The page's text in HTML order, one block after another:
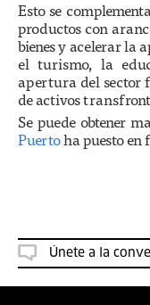
Esto se
productos con
bienes y acelerar la
el turismo, la
apertura del sector
de activos
Se puede obtener
Puertoha puesto en
Únete a la